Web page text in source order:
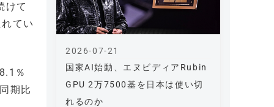
けて
てい
％
期比
国家AI始動、エヌビディアRubin
GPU 2万7500基を日本は使い切
れるのか
2026-07-21